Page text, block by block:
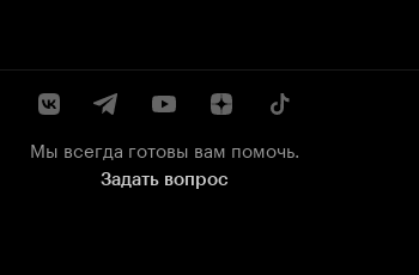
Мы всегда готовы вам помочь.
Задать вопрос